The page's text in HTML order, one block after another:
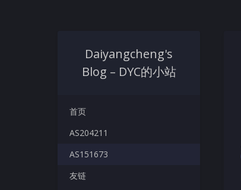
Daiyangcheng's
Blog – DYC的小站
首页
AS204211
AS151673
友链